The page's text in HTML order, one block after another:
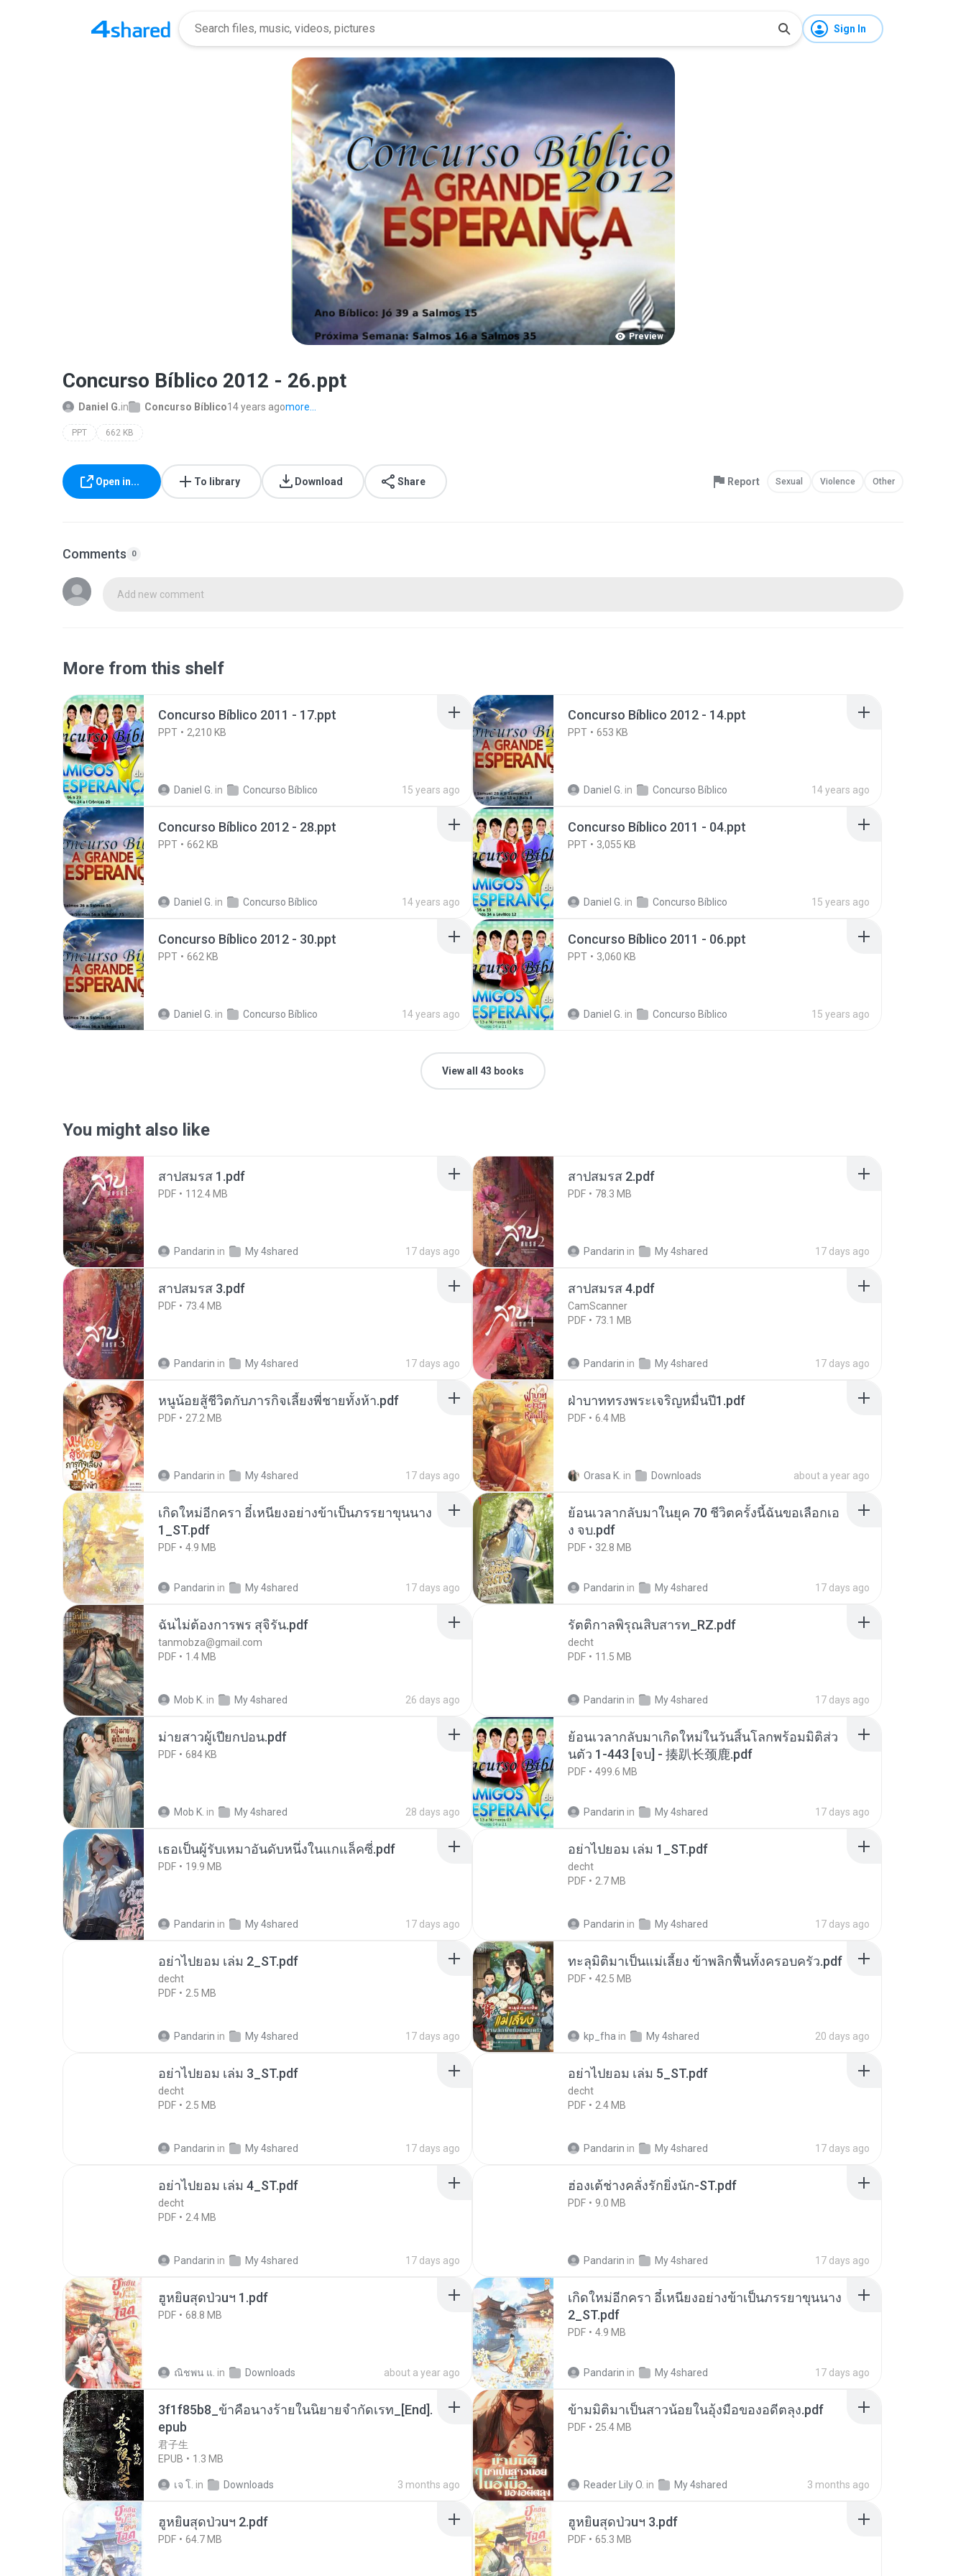
Sign In
Preview
Concurso Bíblico 2012 - 26.ppt
Daniel G.in Concurso Bíblico14 years agomore...
PPT 662 KB
Open in... To library Download Share Report Sexual Violence Other
Comments 0
Add new comment
More from this shelf
Concurso Bíblico 2011 - 17.ppt
PPT 2,210 KB
Daniel G. in Concurso Bíblico 15 years ago
Concurso Bíblico 2012 - 14.ppt
PPT 653 KB
Daniel G. in Concurso Bíblico 14 years ago
Concurso Bíblico 2012 - 28.ppt
PPT 662 KB
Daniel G. in Concurso Bíblico 14 years ago
Concurso Bíblico 2011 - 04.ppt
PPT 3,055 KB
Daniel G. in Concurso Bíblico 15 years ago
Concurso Bíblico 2012 - 30.ppt
PPT 662 KB
Daniel G. in Concurso Bíblico 14 years ago
Concurso Bíblico 2011 - 06.ppt
PPT 3,060 KB
Daniel G. in Concurso Bíblico 15 years ago
View all 43 books
You might also like
สาปสมรส 1.pdf
PDF 112.4 MB
Pandarin in My 4shared 17 days ago
สาปสมรส 2.pdf
PDF 78.3 MB
Pandarin in My 4shared 17 days ago
สาปสมรส 3.pdf
PDF 73.4 MB
Pandarin in My 4shared 17 days ago
สาปสมรส 4.pdf
CamScanner
PDF
73.1 MB
Pandarin in My 4shared 17 days ago
หนูน้อยสู้ชีวิตกับภารกิจเลี้ยงพี่ชายทั้งห้า.pdf
PDF 27.2 MB
Pandarin in My 4shared 17 days ago
ฝ่าบาททรงพระเจริญหมื่นปี1.pdf
PDF 6.4 MB
Orasa K. in Downloads about a year ago
เกิดใหม่อีกครา อี๋เหนียงอย่างข้าเป็นภรรยาขุนนาง
1_ST.pdf
PDF 4.9 MB
Pandarin in My 4shared 17 days ago
ย้อนเวลากลับมาในยุค 70 ชีวิตครั้งนี้ฉันขอเลือกเอ
ง จบ.pdf
PDF 32.8 MB
Pandarin in My 4shared 17 days ago
ฉันไม่ต้องการพร สุจิรัน.pdf
tanmobza@gmail.com
PDF
1.4 MB
Mob K. in My 4shared 26 days ago
รัตติกาลพิรุณสิบสารท_RZ.pdf
decht
PDF
11.5 MB
Pandarin in My 4shared 17 days ago
ม่ายสาวผู้เปียกปอน.pdf
PDF 684 KB
Mob K. in My 4shared 28 days ago
ย้อนเวลากลับมาเกิดใหม่ในวันสิ้นโลกพร้อมมิติส่ว
นตัว 1-443 [จบ] - 揍趴长颈鹿.pdf
PDF 499.6 MB
Pandarin in My 4shared 17 days ago
เธอเป็นผู้รับเหมาอันดับหนึ่งในแกแล็คซี่.pdf
PDF 19.9 MB
Pandarin in My 4shared 17 days ago
อย่าไปยอม เล่ม 1_ST.pdf
decht
PDF
2.7 MB
Pandarin in My 4shared 17 days ago
อย่าไปยอม เล่ม 2_ST.pdf
decht
PDF
2.5 MB
Pandarin in My 4shared 17 days ago
ทะลุมิติมาเป็นแม่เลี้ยง ข้าพลิกฟื้นทั้งครอบครัว.pdf
PDF 42.5 MB
kp_fha in My 4shared 20 days ago
อย่าไปยอม เล่ม 3_ST.pdf
decht
PDF
2.5 MB
Pandarin in My 4shared 17 days ago
อย่าไปยอม เล่ม 5_ST.pdf
decht
PDF
2.4 MB
Pandarin in My 4shared 17 days ago
อย่าไปยอม เล่ม 4_ST.pdf
decht
PDF
2.4 MB
Pandarin in My 4shared 17 days ago
ฮ่องเต้ช่างคลั่งรักยิ่งนัก-ST.pdf
PDF 9.0 MB
Pandarin in My 4shared 17 days ago
ฮูหยิuสุดป่วuฯ 1.pdf
PDF 68.8 MB
ณิชพน แ. in Downloads about a year ago
เกิดใหม่อีกครา อี๋เหนียงอย่างข้าเป็นภรรยาขุนนาง
2_ST.pdf
PDF 4.9 MB
Pandarin in My 4shared 17 days ago
3f1f85b8_ข้าคือนางร้ายในนิยายจำกัดเรท_[End].
epub
君子生
EPUB
1.3 MB
เจ โ. in Downloads 3 months ago
ข้ามมิติมาเป็นสาวน้อยในอุ้งมือของอดีตลุง.pdf
PDF 25.4 MB
Reader Lily O. in My 4shared 3 months ago
ฮูหยิuสุดป่วuฯ 2.pdf
PDF 64.7 MB
ฮูหยิuสุดป่วuฯ 3.pdf
PDF 65.3 MB